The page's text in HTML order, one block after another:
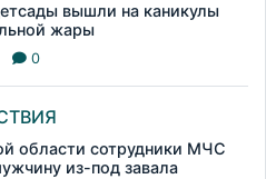
вышли на каникулы
жары
0
области сотрудники МЧС
из-под завала